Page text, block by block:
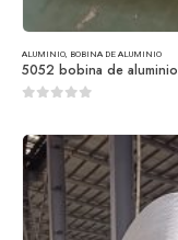
ALUMINIO BOBINA DE ALUMINIO
5052 bobina de aluminio